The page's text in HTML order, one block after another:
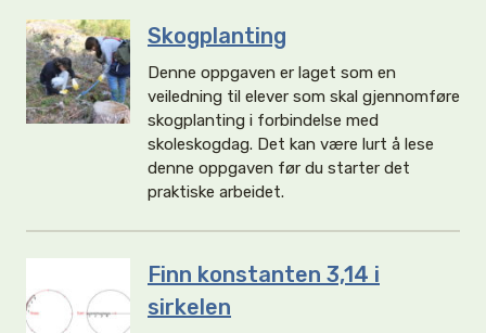
Skogplanting
Denne oppgaven er laget som en
veiledning til elever som skal gjennomføre
skogplanting i forbindelse med
skoleskogdag. Det kan være lurt å lese
denne oppgaven før du starter det
praktiske arbeidet.
Finn konstanten 3,14 i
sirkelen